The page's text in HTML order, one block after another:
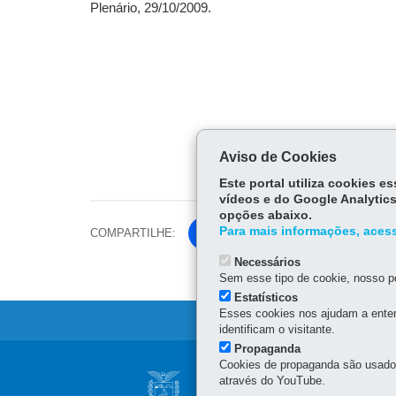
Plenário, 29/10/2009.
COMPARTILHE:
Fa
ce
bo
ok
Tw
er
Navegação
CONSELHO
Aviso de Cookies
Este portal utiliza cookies
vídeos e do Google
opções abaixo.
Para mais informações,
Necessários
Sem esse tipo de cookie, nosso
Estatísticos
Esses cookies nos ajudam a
identificam o visitante.
Propaganda
Cookies de propaganda são
através do YouTube.